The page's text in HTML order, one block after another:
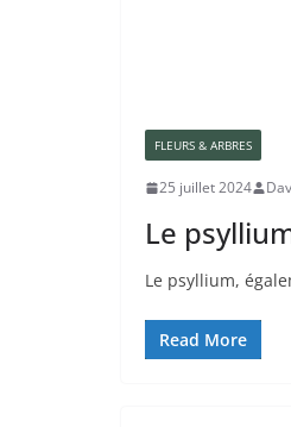
FLEURS & ARBRES
25 juillet 2024
Le
Le psyllium,
Read More